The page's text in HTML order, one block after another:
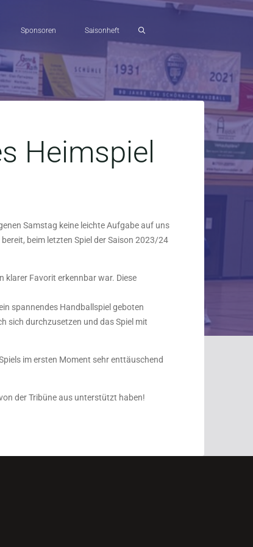
Sponsoren Saisonheft
Heimspiel
Samstag keine leichte Aufgabe auf uns
beim letzten Spiel der Saison 2023/24
klarer Favorit erkennbar war. Diese
spannendes Handballspiel geboten
sich durchzusetzen und das Spiel mit
im ersten Moment sehr enttäuschend
der Tribüne aus unterstützt haben!